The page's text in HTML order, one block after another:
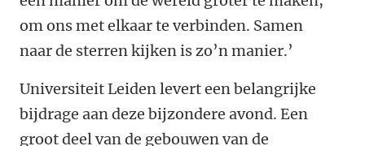
om ons met elkaar te verbinden. Samen
naar de sterren kijken is zo’n manier.’
Universiteit Leiden levert een belangrijke
bijdrage aan deze bijzondere avond. Een
groot deel van de gebouwen van de